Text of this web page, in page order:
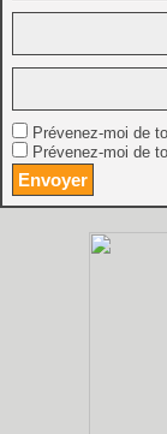
Prévenez-moi de
Prévenez-moi de